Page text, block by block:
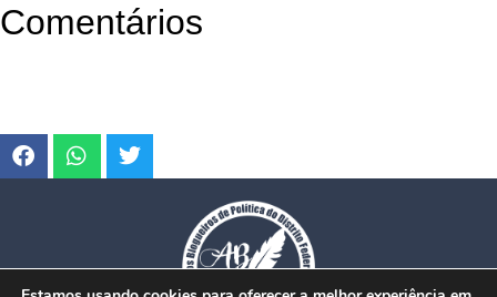
Comentários